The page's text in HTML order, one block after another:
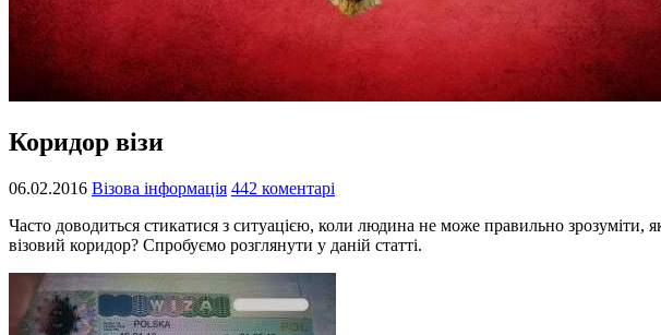
Коридор візи
06.02.2016 Візова інформація 442 коментарі
Часто доводиться стикатися з ситуацією, коли людина не може правильно зрозуміти,
візовий коридор? Спробуємо розглянути у даній статті.